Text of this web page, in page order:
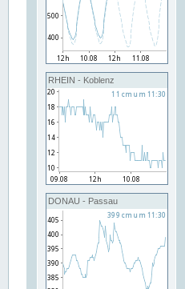
RHEIN - Koblenz
DONAU - Passau